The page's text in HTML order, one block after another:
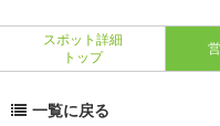
スポット詳細
トップ
一覧に戻る